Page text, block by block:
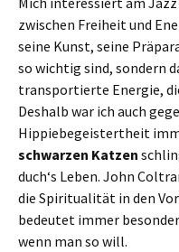
zwischen Freiheit und
seine Kunst, seine
so wichtig sind, sondern
transportierte Energie,
Deshalb war ich auch
Hippiebegeistertheit
schwarzen Katzen
duch‘s Leben. John
die Spiritualität in den
bedeutet immer
wenn man so will.